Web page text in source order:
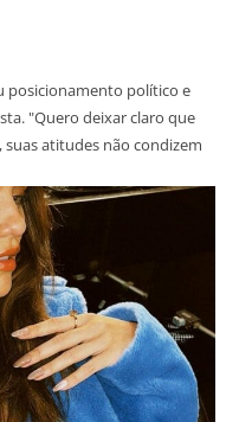
posicionamento político e
que
atitudes não condizem